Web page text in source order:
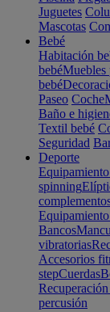
Juguetes
Mascotas
Bebé
Habitación
bebéMuebles
bebé
Paseo Coche
Baño e
Textil bebé
Seguridad
Deporte
spinning
Bancos
vibratorias
Accesorios
stepCuerdas
percusión